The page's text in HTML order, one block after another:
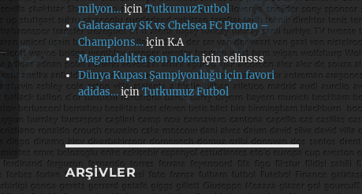
milyon…içinTutkumuzFutbol
Galatasaray SK vs Chelsea FC Promo –
Champions…içinK.A
Magandalıkta son noktaiçinselinsss
Dünya Kupası Şampiyonluğu için favori
adidas…içinTutkumuz Futbol
ARŞIVLER